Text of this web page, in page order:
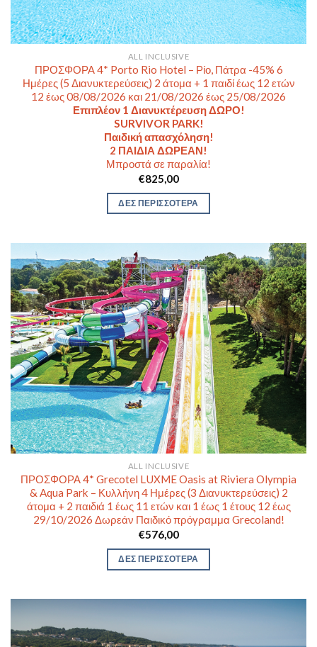
ALL INCLUSIVE
ΠΡΟΣΦΟΡΑ 4* Porto Rio Hotel – Ρίο, Πάτρα -45% 6
Ημέρες (5 Διανυκτερεύσεις) 2 άτομα + 1 παιδί έως 12 ετών
12 έως 08/08/2026 και 21/08/2026 έως 25/08/2026
Επιπλέον 1 Διανυκτέρευση ΔΩΡΟ!
SURVIVOR PARK!
Παιδική απασχόληση!
2 ΠΑΙΔΙΑ ΔΩΡΕΑΝ!
Μπροστά σε παραλία!
€825,00
ΔΕΣ ΠΕΡΙΣΣΟΤΕΡΑ
ALL INCLUSIVE
ΠΡΟΣΦΟΡΑ 4* Grecotel LUXME Oasis at Riviera Olympia
& Aqua Park – Κυλλήνη 4 Ημέρες (3 Διανυκτερεύσεις) 2
άτομα + 2 παιδιά 1 έως 11 ετών και 1 έως 1 έτους 12 έως
29/10/2026 Δωρεάν Παιδικό πρόγραμμα Grecoland!
€576,00
ΔΕΣ ΠΕΡΙΣΣΟΤΕΡΑ